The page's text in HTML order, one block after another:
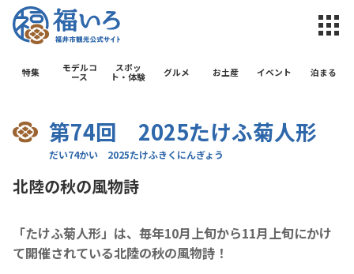
福井市観光
特集
モデルコ
ース
スポッ
ト・体験
グルメ お土産 イベント 泊まる
第74回 2025たけふ菊人形
北陸の秋の風物詩
「たけふ菊人形」は、毎年10月上旬から11月上旬にかけ
て開催されている北陸の秋の風物詩！